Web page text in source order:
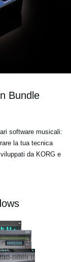
Bundle
software musicali:
la tua tecnica
da KORG e